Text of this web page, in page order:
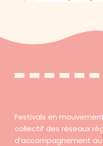
Festivals en
collectif des réseaux
d’accompagnement